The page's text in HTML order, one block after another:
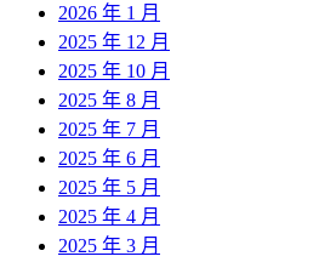
2026 年 1 月
2025 年 12 月
2025 年 10 月
2025 年 8 月
2025 年 7 月
2025 年 6 月
2025 年 5 月
2025 年 4 月
2025 年 3 月